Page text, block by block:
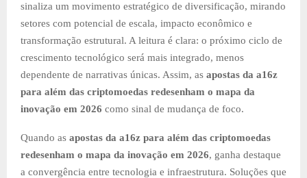
sinaliza um movimento estratégico de diversificação, mirando
setores com potencial de escala, impacto econômico e
transformação estrutural. A leitura é clara: o próximo ciclo de
crescimento tecnológico será mais integrado, menos
dependente de narrativas únicas. Assim, as apostas da a16z
para além das criptomoedas redesenham o mapa da
inovação em 2026 como sinal de mudança de foco.
Quando as apostas da a16z para além das criptomoedas
redesenham o mapa da inovação em 2026, ganha destaque
a convergência entre tecnologia e infraestrutura. Soluções que